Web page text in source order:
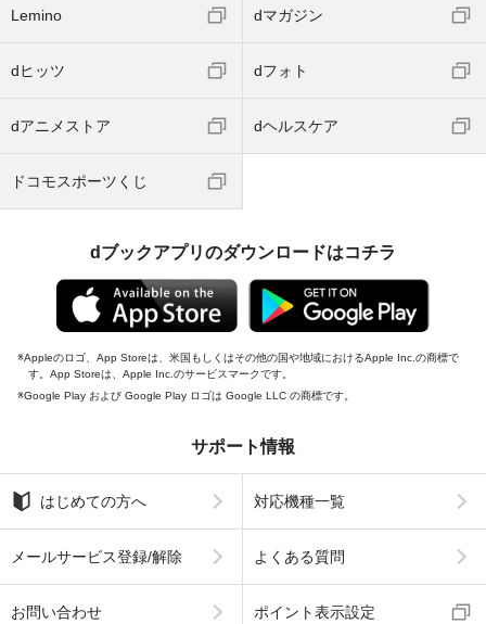
Lemino dマガジン
dヒッツ dフォト
dアニメストア dヘルスケア
ドコモスポーツくじ
dブックアプリのダウンロードはコチラ
Appleのロゴ、App Storeは、米国もしくはその他の国や地域におけるApple Inc.の商標で
す。App Storeは、Apple Inc.のサービスマークです。
Google Play および Google Play ロゴは Google LLC の商標です。
サポート情報
はじめての方へ 対応機種一覧
メールサービス登録/解除 よくある質問
お問い合わせ ポイント表示設定